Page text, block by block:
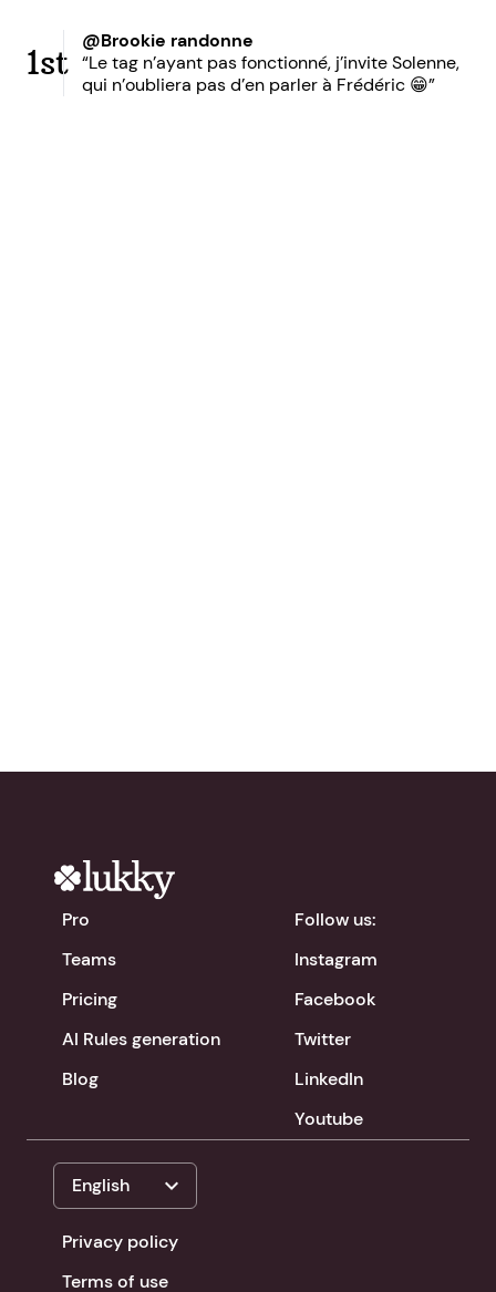
1st
@Brookie randonne
“Le tag n’ayant pas fonctionné, j’invite Solenne,
qui n’oubliera pas d’en parler à Frédéric 😁”
Pro
Teams
Pricing
AI Rules generation
Blog
Follow us:
Instagram
Facebook
Twitter
LinkedIn
Youtube
English expand_more
Privacy policy
Terms of use